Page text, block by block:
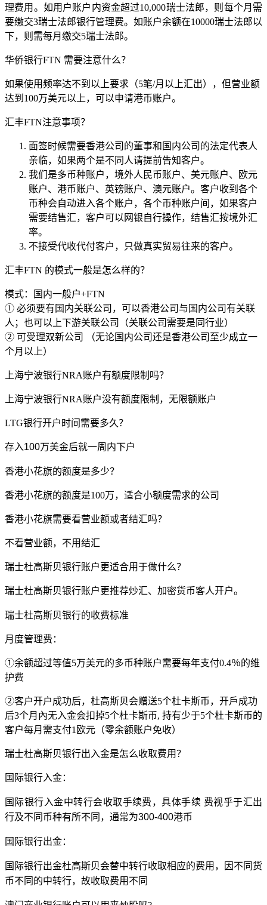
理费用。如用户账户内资金超过10,000瑞士法郎，则每个月需
要缴交3瑞士法郎银行管理费。如账户余额在10000瑞士法郎以
下，则需每月缴交5瑞士法郎。
华侨银行FTN 需要注意什么？
如果使用频率达不到以上要求（5笔/月以上汇出），但营业额
达到100万美元以上，可以申请港币账户。
汇丰FTN注意事项？
面签时候需要香港公司的董事和国内公司的法定代表人
亲临，如果两个是不同人请提前告知客户。
我们是多币种账户，境外人民币账户、美元账户、欧元
账户、港币账户、英镑账户、澳元账户。客户收到各个
币种会自动进入各个账户，各个币种账户间，如果客户
需要结售汇，客户可以网银自行操作，结售汇按境外汇
率。
不接受代收代付客户，只做真实贸易往来的客户。
汇丰FTN 的模式一般是怎么样的？
模式：国内一般户+FTN
① 必须要有国内关联公司，可以香港公司与国内公司有关联
人；也可以上下游关联公司（关联公司需要是同行业）
② 可受理双新公司 （无论国内公司还是香港公司至少成立一
个月以上）
上海宁波银行NRA账户有额度限制吗？
上海宁波银行NRA账户没有额度限制，无限额账户
LTG银行开户时间需要多久？
存入100万美金后就一周内下户
香港小花旗的额度是多少？
香港小花旗的额度是100万，适合小额度需求的公司
香港小花旗需要看营业额或者结汇吗？
不看营业额，不用结汇
瑞士杜高斯贝银行账户更适合用于做什么？
瑞士杜高斯贝银行账户更推荐炒汇、加密货币客人开户。
瑞士杜高斯贝银行的收费标准
月度管理费：
①余额超过等值5万美元的多币种账户需要每年支付0.4％的维
护费
②客户开户成功后，杜高斯贝会赠送5个杜卡斯币，开戶成功
后3个月內无入金会扣掉5个杜卡斯币, 持有少于5个杜卡斯币的
客户每月需支付1欧元（零余额账户免收）
瑞士杜高斯贝银行出入金是怎么收取费用？
国际银行入金：
国际银行入金中转行会收取手续费，具体手续 费视乎于汇出
行及不同币种有所不同，通常为300-400港币
国际银行出金：
国际银行出金杜高斯贝会替中转行收取相应的费用，因不同货
币不同的中转行，故收取费用不同